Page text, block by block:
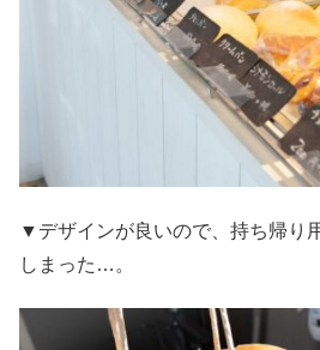
▼デザインが良いので、持ち帰り
しまった…。